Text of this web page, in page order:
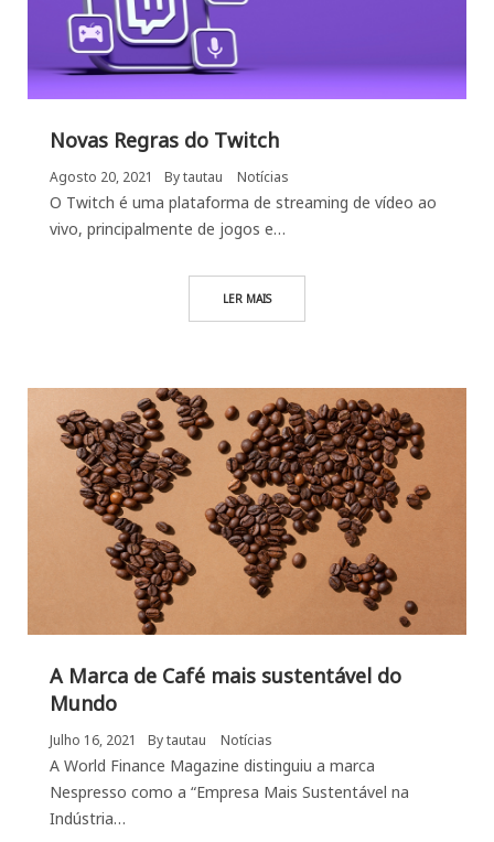
Novas Regras do Twitch
Agosto 20, 2021 Bytautau Notícias
O Twitch é uma plataforma de streaming de vídeo ao
vivo, principalmente de jogos e…
LER MAIS
A Marca de Café mais sustentável do
Mundo
Julho 16, 2021 Bytautau Notícias
A World Finance Magazine distinguiu a marca
Nespresso como a “Empresa Mais Sustentável na
Indústria…